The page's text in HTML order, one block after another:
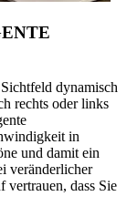
dynamisch
rechts oder links
in
und damit ein
veränderlicher
vertrauen, dass Sie